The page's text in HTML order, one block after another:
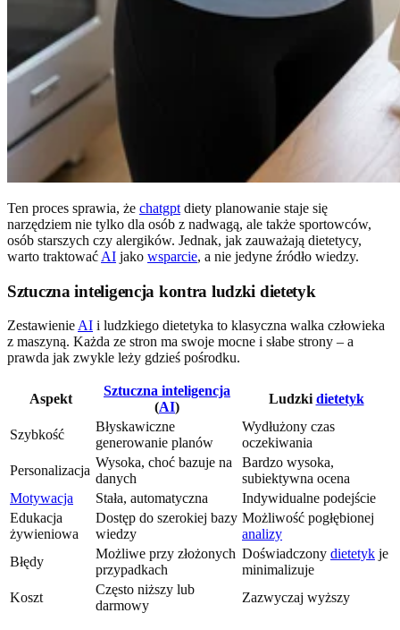
Ten proces sprawia, że chatgpt diety planowanie staje się
narzędziem nie tylko dla osób z nadwagą, ale także sportowców,
osób starszych czy alergików. Jednak, jak zauważają dietetycy,
warto traktować AI jako wsparcie, a nie jedyne źródło wiedzy.
Sztuczna inteligencja kontra ludzki dietetyk
Zestawienie AI i ludzkiego dietetyka to klasyczna walka człowieka
z maszyną. Każda ze stron ma swoje mocne i słabe strony – a
prawda jak zwykle leży gdzieś pośrodku.
Aspekt
Sztuczna inteligencja
(AI)
Ludzki dietetyk
Szybkość
Błyskawiczne
generowanie planów
Wydłużony czas
oczekiwania
Personalizacja
Wysoka, choć bazuje na
danych
Bardzo wysoka,
subiektywna ocena
Motywacja
Stała, automatyczna
Indywidualne podejście
Edukacja
żywieniowa
Dostęp do szerokiej bazy
wiedzy
Możliwość pogłębionej
analizy
Błędy
Możliwe przy złożonych
przypadkach
Doświadczony dietetyk je
minimalizuje
Koszt
Często niższy lub
darmowy
Zazwyczaj wyższy